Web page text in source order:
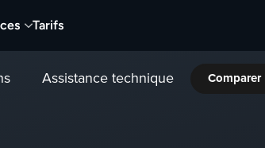
Tarifs
Assistance technique Comparer